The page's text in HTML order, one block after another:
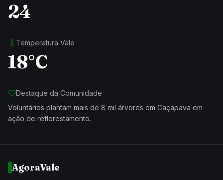
24
Temperatura Vale
18°C
Destaque da Comunidade
Voluntários plantam mais de 8 mil árvores em Caçapava em
ação de reflorestamento.
AgoraVale